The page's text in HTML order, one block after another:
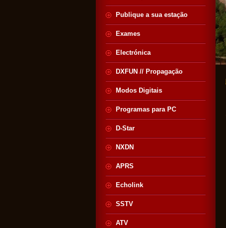
Publique a sua estação
Exames
Electrónica
DXFUN // Propagação
Modos Digitais
Programas para PC
D-Star
NXDN
APRS
Echolink
SSTV
ATV